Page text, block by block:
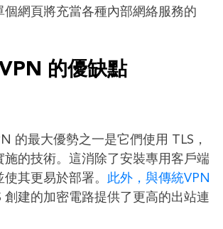
個網頁將充當各種內部網絡服務的
的優缺點
的最大優勢之一是它們使用 TLS，
施的技術。這消除了安裝專用客戶端
其更易於部署。 此外，與傳統VPN
創建的加密電路提供了更高的出站連